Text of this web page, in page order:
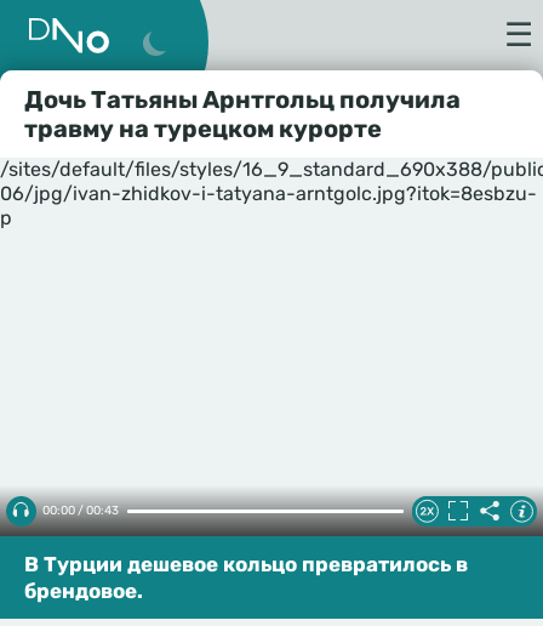
☰
Дочь Татьяны Арнтгольц получила
травму на турецком курорте
/sites/default/files/styles/16_9_standard_690x388/
06/jpg/ivan-zhidkov-i-tatyana-arntgolc.jpg?itok=8esbzu-
p
00:00 / 00:43
В Турции дешевое кольцо превратилось в
брендовое.